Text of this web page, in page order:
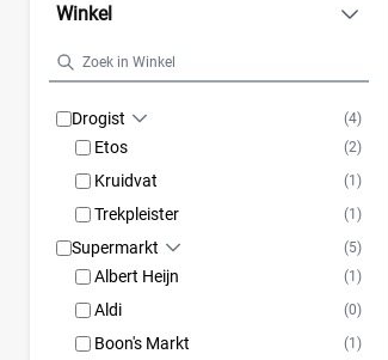
Winkel
Drogist (4)
Etos (2)
Kruidvat (1)
Trekpleister (1)
Supermarkt (5)
Albert Heijn (1)
Aldi (0)
Boon's Markt (1)